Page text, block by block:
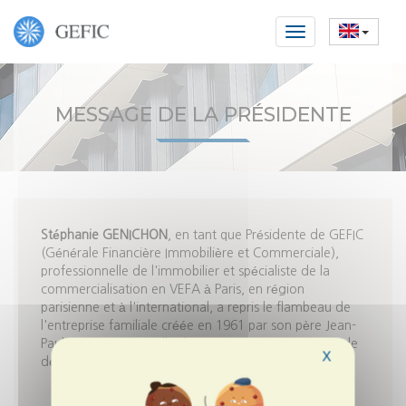
Skip
main
content
Toggle
MESSAGE DE LA PRÉSIDENTE
Stéphanie GENICHON
, en tant que Présidente de GEFIC
(Générale Financière Immobilière et Commerciale),
professionnelle de l'immobilier et spécialiste de la
commercialisation en VEFA à Paris, en région
parisienne et à l'international, a repris le flambeau de
l'entreprise familiale créée en 1961 par son père Jean-
Paul GENICHON qu'elle dirige en portant une vision de
développement ambitieux depuis 2013.
X